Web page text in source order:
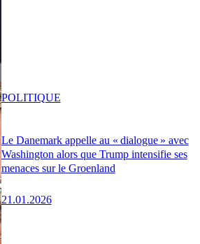
Le Danemark appelle au « dialogue » avec
Washington alors que Trump intensifie ses
menaces sur le Groenland
21.01.2026
POLITIQUE